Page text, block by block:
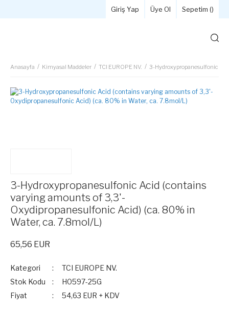
Giriş Yap Üye Ol Sepetim ()
Anasayfa Kimyasal Maddeler TCI EUROPE NV. 3-Hydroxypropanesulfonic
3-Hydroxypropanesulfonic Acid (contains
varying amounts of 3,3'-
Oxydipropanesulfonic Acid) (ca. 80% in
Water, ca. 7.8mol/L)
65,56 EUR
Kategori
TCI EUROPE NV.
Stok Kodu
H0597-25G
Fiyat
54,63 EUR + KDV